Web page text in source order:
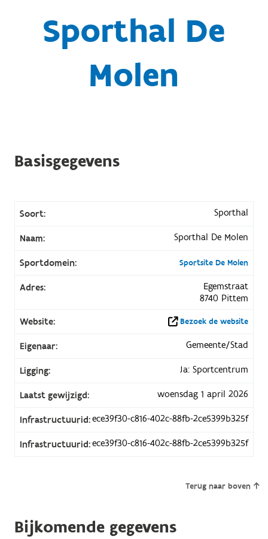
Sporthal De
Molen
Basisgegevens
Soort: Sporthal
Naam: Sporthal De Molen
Sportdomein: Sportsite De Molen
Adres:
Egemstraat
8740 Pittem
Website:
Bezoek de website
Eigenaar: Gemeente/Stad
Ligging: Ja: Sportcentrum
Laatst gewijzigd: woensdag 1 april 2026
Infrastructuurid:ece39f30-c816-402c-88fb-2ce5399b325f
Infrastructuurid:ece39f30-c816-402c-88fb-2ce5399b325f
Terug naar boven
Bijkomende gegevens